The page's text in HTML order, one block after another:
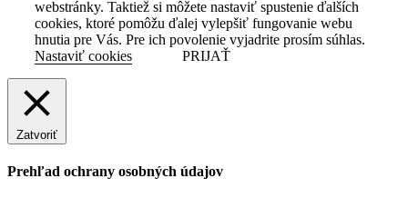
webstránky. Taktiež si môžete nastaviť spustenie ďalších
cookies, ktoré pomôžu ďalej vylepšiť fungovanie webu
hnutia pre Vás. Pre ich povolenie vyjadrite prosím súhlas.
Nastaviť cookies
PRIJAŤ
Zatvoriť
Prehľad ochrany osobných údajov